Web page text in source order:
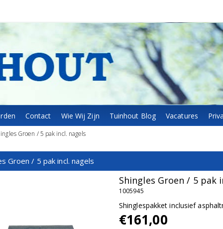
Contact Wie Wij Zijn Tuinhout Blog Vacatures
Groen / 5 pak incl. nagels
Groen / 5 pak incl. nagels
Shingles Groen / 5 pak
1005945
Shinglespakket inclusief
€161,00